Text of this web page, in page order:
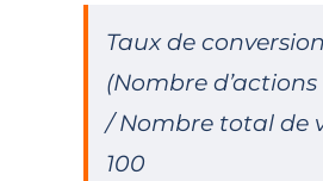
Taux de
(Nombre d’actions
/ Nombre total de
100